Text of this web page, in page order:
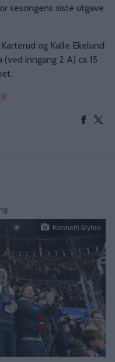
sesongens siste utgave
og Kalle Ekelund
inngang 2 A) ca 15
Kenneth Myhre